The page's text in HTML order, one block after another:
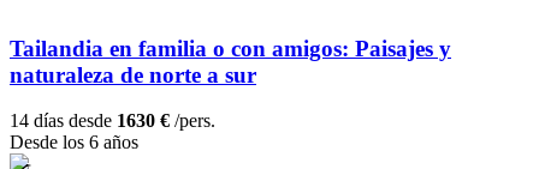
Tailandia en familia o con amigos: Paisajes y
naturaleza de norte a sur
14 días desde 1630 € /pers.
Desde los 6 años